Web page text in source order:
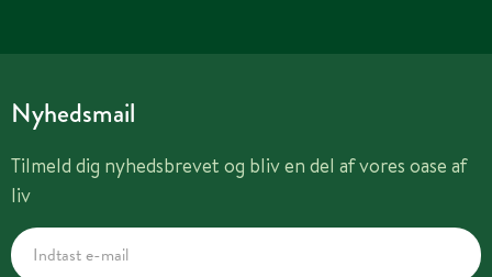
Nyhedsmail
Tilmeld dig nyhedsbrevet og bliv en del af vores oase af
liv